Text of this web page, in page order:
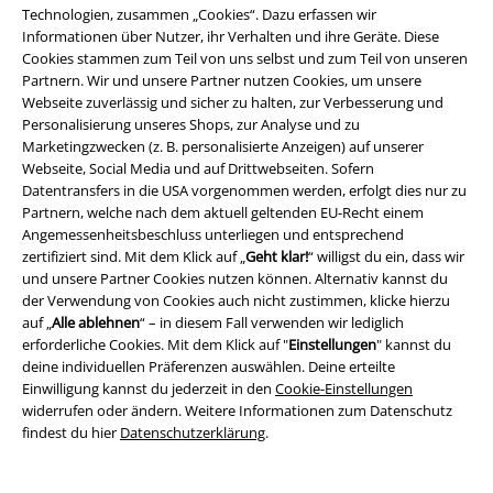
Technologien, zusammen „Cookies“. Dazu erfassen wir
Informationen über Nutzer, ihr Verhalten und ihre Geräte. Diese
Cookies stammen zum Teil von uns selbst und zum Teil von unseren
Partnern. Wir und unsere Partner nutzen Cookies, um unsere
Webseite zuverlässig und sicher zu halten, zur Verbesserung und
Personalisierung unseres Shops, zur Analyse und zu
Marketingzwecken (z. B. personalisierte Anzeigen) auf unserer
Webseite, Social Media und auf Drittwebseiten. Sofern
Datentransfers in die USA vorgenommen werden, erfolgt dies nur zu
Partnern, welche nach dem aktuell geltenden EU-Recht einem
Angemessenheitsbeschluss unterliegen und entsprechend
zertifiziert sind. Mit dem Klick auf „Geht klar!“ willigst du ein, dass wir
und unsere Partner Cookies nutzen können. Alternativ kannst du
der Verwendung von Cookies auch nicht zustimmen, klicke hierzu
auf „Alle ablehnen“ – in diesem Fall verwenden wir lediglich
erforderliche Cookies. Mit dem Klick auf "Einstellungen" kannst du
deine individuellen Präferenzen auswählen. Deine erteilte
Einwilligung kannst du jederzeit in den Cookie-Einstellungen
widerrufen oder ändern. Weitere Informationen zum Datenschutz
findest du hier Datenschutzerklärung.
6. Foo Fighters - Everlong
#RANKING
DIE 10 BESTEN ALBEN 2023 - DER GROSSE EMP JAHRESRÜCKBLICK
6. Foo Fighters - But Here We Are
#MAG Musik•#MAG Gaming•#MAG Filme+Serien
15%
E-Mail Newsletter
Greif einen 15%* Gutschein ab, wenn du dich
jetzt anmeldest!Mehr Infos
Ich bin damit einverstanden, den EMP-Newsletter zu erhalten und willige
ein, dass die E.M.P. Merchandising Handelsgesellschaft mbH meine
personenbezogenen Daten verarbeitet um mich individuell und
regelmäßig über ihr Angebot zu informieren. Die Verarbeitung meiner